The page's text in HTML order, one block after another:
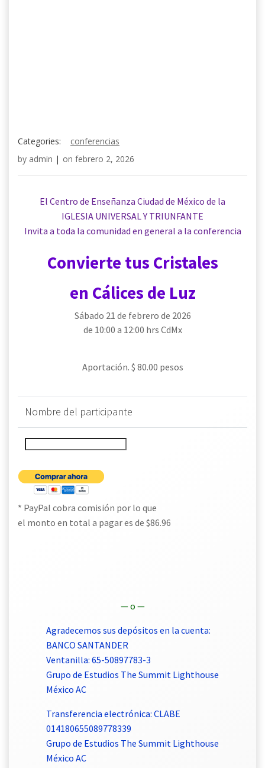
Categories:
conferencias
by admin | on febrero 2, 2026
El Centro de Enseñanza Ciudad de México de la
IGLESIA UNIVERSAL Y TRIUNFANTE
Invita a toda la comunidad en general a la conferencia
Convierte tus Cristales
en Cálices de Luz
Sábado 21 de febrero de 2026
de 10:00 a 12:00 hrs CdMx
Aportación. $ 80.00 pesos
Nombre del participante
* PayPal cobra comisión por lo que
el monto en total a pagar es de $86.96
— o —
Agradecemos sus depósitos en la cuenta:
BANCO SANTANDER
Ventanilla: 65-50897783-3
Grupo de Estudios The Summit Lighthouse
México AC
Transferencia electrónica: CLABE
014180655089778339
Grupo de Estudios The Summit Lighthouse
México AC